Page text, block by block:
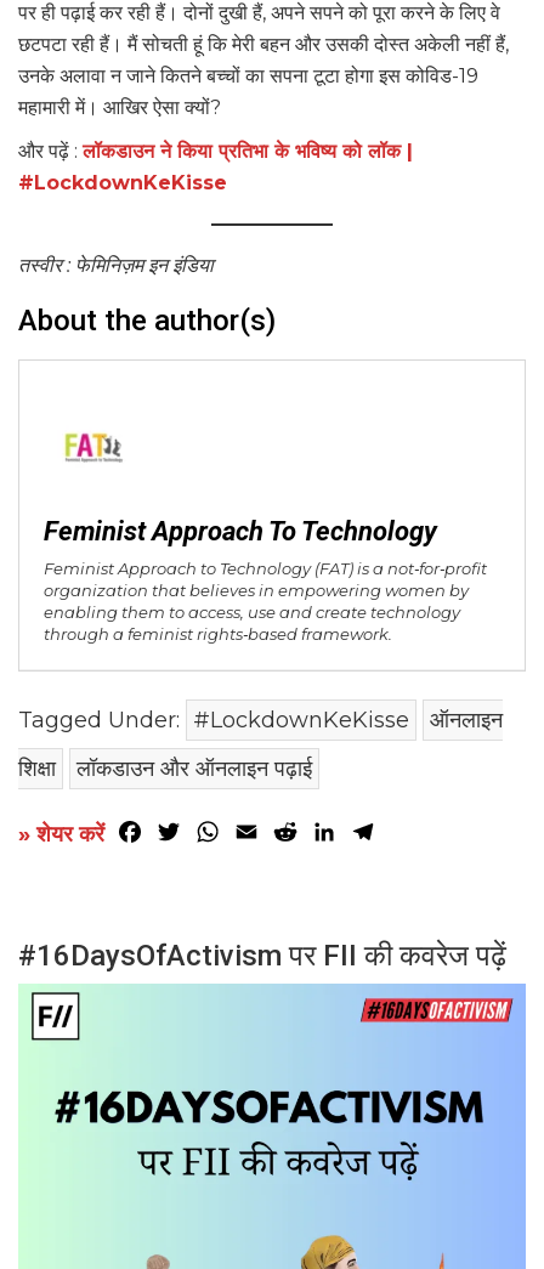
पर ही पढ़ाई कर रही हैं। दोनों दुखी हैं, अपने सपने को पूरा करने के लिए वे
छटपटा रही हैं। मैं सोचती हूं कि मेरी बहन और उसकी दोस्त अकेली नहीं हैं,
उनके अलावा न जाने कितने बच्चों का सपना टूटा होगा इस कोविड-19
महामारी में। आखिर ऐसा क्यों?
और पढ़ें :लॉकडाउन ने किया प्रतिभा के भविष्य को लॉक |
#LockdownKeKisse
तस्वीर : फेमिनिज़म इन इंडिया
About the author(s)
Feminist Approach To Technology
Feminist Approach to Technology (FAT) is a not‐for‐profit
organization that believes in empowering women by
enabling them to access, use and create technology
through a feminist rights‐based framework.
Tagged Under: #LockdownKeKisse
ऑनलाइन
शिक्षा
लॉकडाउन और ऑनलाइन पढ़ाई
» शेयर करें Facebook
TwitterWhatsApp
Email RedditLinkedIn
#16DaysOfActivism पर FII की कवरेज पढ़ें